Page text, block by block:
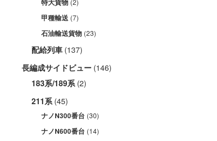
特大貨物
甲種輸送 (7)
石油輸送貨物 (23)
配給列車 (137)
長編成サイドビュー (146)
183系/189系 (2)
211系 (45)
ナノN300番台 (30)
ナノN600番台 (14)